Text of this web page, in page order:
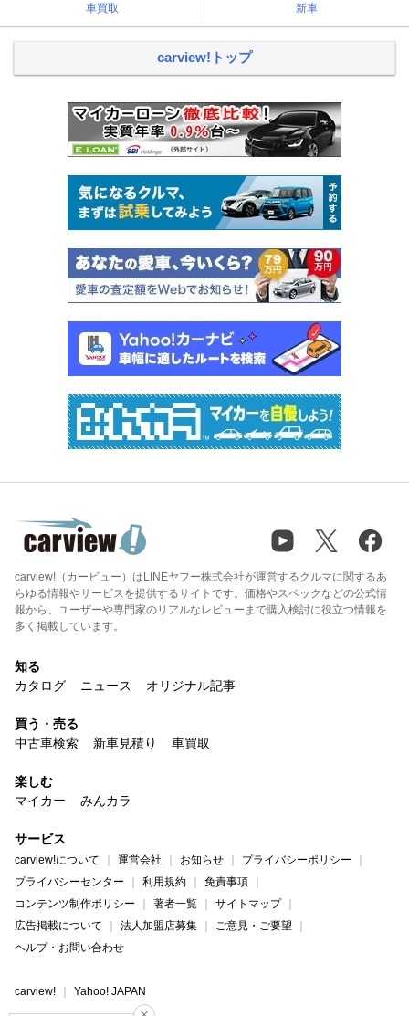
車買取 新車
carview!トップ
carview!（カービュー）はLINEヤフー株式会社が運営するクルマに関するあ
らゆる情報やサービスを提供するサイトです。価格やスペックなどの公式情
報から、ユーザーや専門家のリアルなレビューまで購入検討に役立つ情報を
多く掲載しています。
知る
カタログ
ニュース オリジナル記事
買う・売る
中古車検索
新車見積り 車買取
楽しむ
マイカー
みんカラ
サービス
carview!について 運営会社 お知らせ
プライバシーポリシー
プライバシーセンター
利用規約
免責事項
コンテンツ制作ポリシー
著者一覧
サイトマップ
広告掲載について
法人加盟店募集
ご意見・ご要望
ヘルプ・お問い合わせ
carview! Yahoo! JAPAN